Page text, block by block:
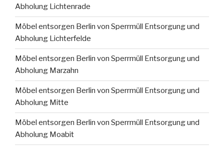
Abholung Lichtenrade
Möbel entsorgen Berlin von Sperrmüll Entsorgung und
Abholung Lichterfelde
Möbel entsorgen Berlin von Sperrmüll Entsorgung und
Abholung Marzahn
Möbel entsorgen Berlin von Sperrmüll Entsorgung und
Abholung Mitte
Möbel entsorgen Berlin von Sperrmüll Entsorgung und
Abholung Moabit